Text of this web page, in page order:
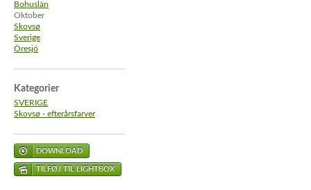
Bohuslän
Oktober
Skovsø
Sverige
Öresjö
Kategorier
SVERIGE
Skovsø - efterårsfarver
DOWNLOAD
TILFØJ TIL LIGHTBOX